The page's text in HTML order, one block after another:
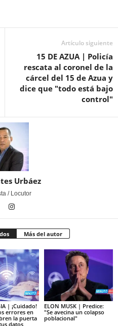
Artículo siguiente
15 DE AZUA | Policía
rescata al coronel de la
cárcel del 15 de Azua y
dice que "todo está bajo
control"
Urbáez
/ Locutor
Más del autor
| ¡Cuidado!
errores en
la puerta
datos
ELON MUSK | Predice:
"Se avecina un colapso
poblacional"